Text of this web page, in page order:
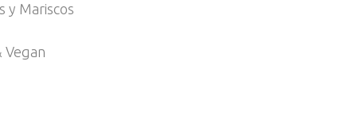
y Mariscos
Vegan